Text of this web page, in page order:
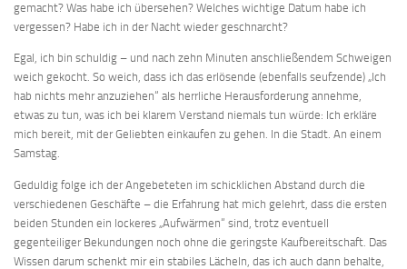
gemacht? Was habe ich übersehen? Welches wichtige Datum habe ich
vergessen? Habe ich in der Nacht wieder geschnarcht?
Egal, ich bin schuldig – und nach zehn Minuten anschließendem Schweigen
weich gekocht. So weich, dass ich das erlösende (ebenfalls seufzende) „Ich
hab nichts mehr anzuziehen“ als herrliche Herausforderung annehme,
etwas zu tun, was ich bei klarem Verstand niemals tun würde: Ich erkläre
mich bereit, mit der Geliebten einkaufen zu gehen. In die Stadt. An einem
Samstag.
Geduldig folge ich der Angebeteten im schicklichen Abstand durch die
verschiedenen Geschäfte – die Erfahrung hat mich gelehrt, dass die ersten
beiden Stunden ein lockeres „Aufwärmen“ sind, trotz eventuell
gegenteiliger Bekundungen noch ohne die geringste Kaufbereitschaft. Das
Wissen darum schenkt mir ein stabiles Lächeln, das ich auch dann behalte,